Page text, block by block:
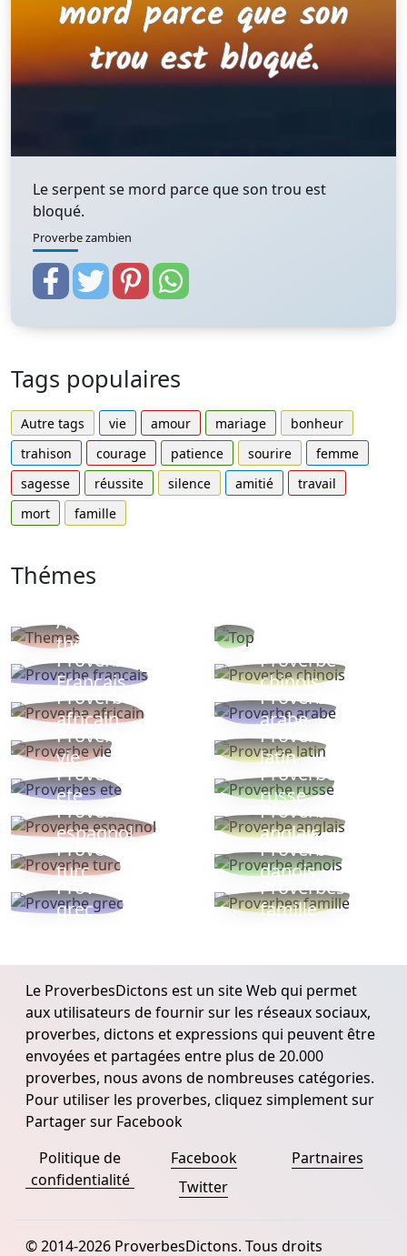
Le serpent se mord parce que son trou est
bloqué.
Proverbe zambien
Tags populaires
Autre tags vie amour mariage
bonheur
trahison
courage patience sourire
femme
sagesse
réussite silence amitié
travail
mort
famille
Thémes
Autres
thèmes
Proverbe
Français
Proverbe
chinois
Proverbe
africain
Proverbe
arabe
Proverbe
vie
Proverbe
latin
Proverbes
ete
Proverbe
russe
Proverbe
espagnol
Proverbe
anglais
Proverbe
turc
Proverbe
danois
Proverbe
grec
Proverbes
famille
Le ProverbesDictons est un site Web qui permet
aux utilisateurs de fournir sur les réseaux sociaux,
proverbes, dictons et expressions qui peuvent être
envoyées et partagées entre plus de 20.000
proverbes, nous avons de nombreuses catégories.
Pour utiliser les proverbes, cliquez simplement sur
Partager sur Facebook
Politique de
confidentialité
Facebook
Twitter
Partnaires
© 2014-2026 ProverbesDictons. Tous droits